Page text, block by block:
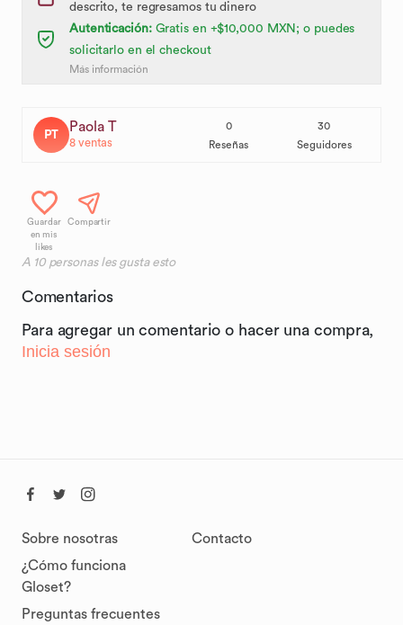
descrito, te regresamos tu dinero
Autenticación:Gratis en +$10,000 MXN; o puedes
solicitarlo en el checkout
Más información
PT Paola T
8ventas
0
Reseñas
30
Seguidores
Guardar
en mis
likes
Compartir
A 10personas les gusta esto
Comentarios
Para agregar un comentario o hacer una compra,
Inicia sesión
Sobre nosotras
¿Cómo funciona
Gloset?
Preguntas frecuentes
Contacto